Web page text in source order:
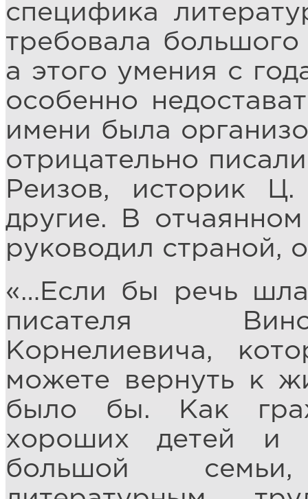
специфика
требовала
а этого умения с
особенно
имени была
отрицательно
Реизов, историк
другие. В
руководил страной,
«…Если бы речь
писателя
Корнелиевича,
можете вернуть к
было бы. Как
хороших детей и
большой